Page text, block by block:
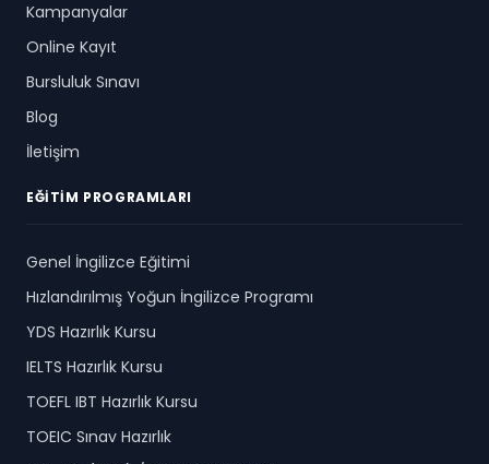
Kampanyalar
Online Kayıt
Bursluluk Sınavı
Blog
İletişim
EĞITIM PROGRAMLARI
Genel İngilizce Eğitimi
Hızlandırılmış Yoğun İngilizce Programı
YDS Hazırlık Kursu
IELTS Hazırlık Kursu
TOEFL IBT Hazırlık Kursu
TOEIC Sınav Hazırlık